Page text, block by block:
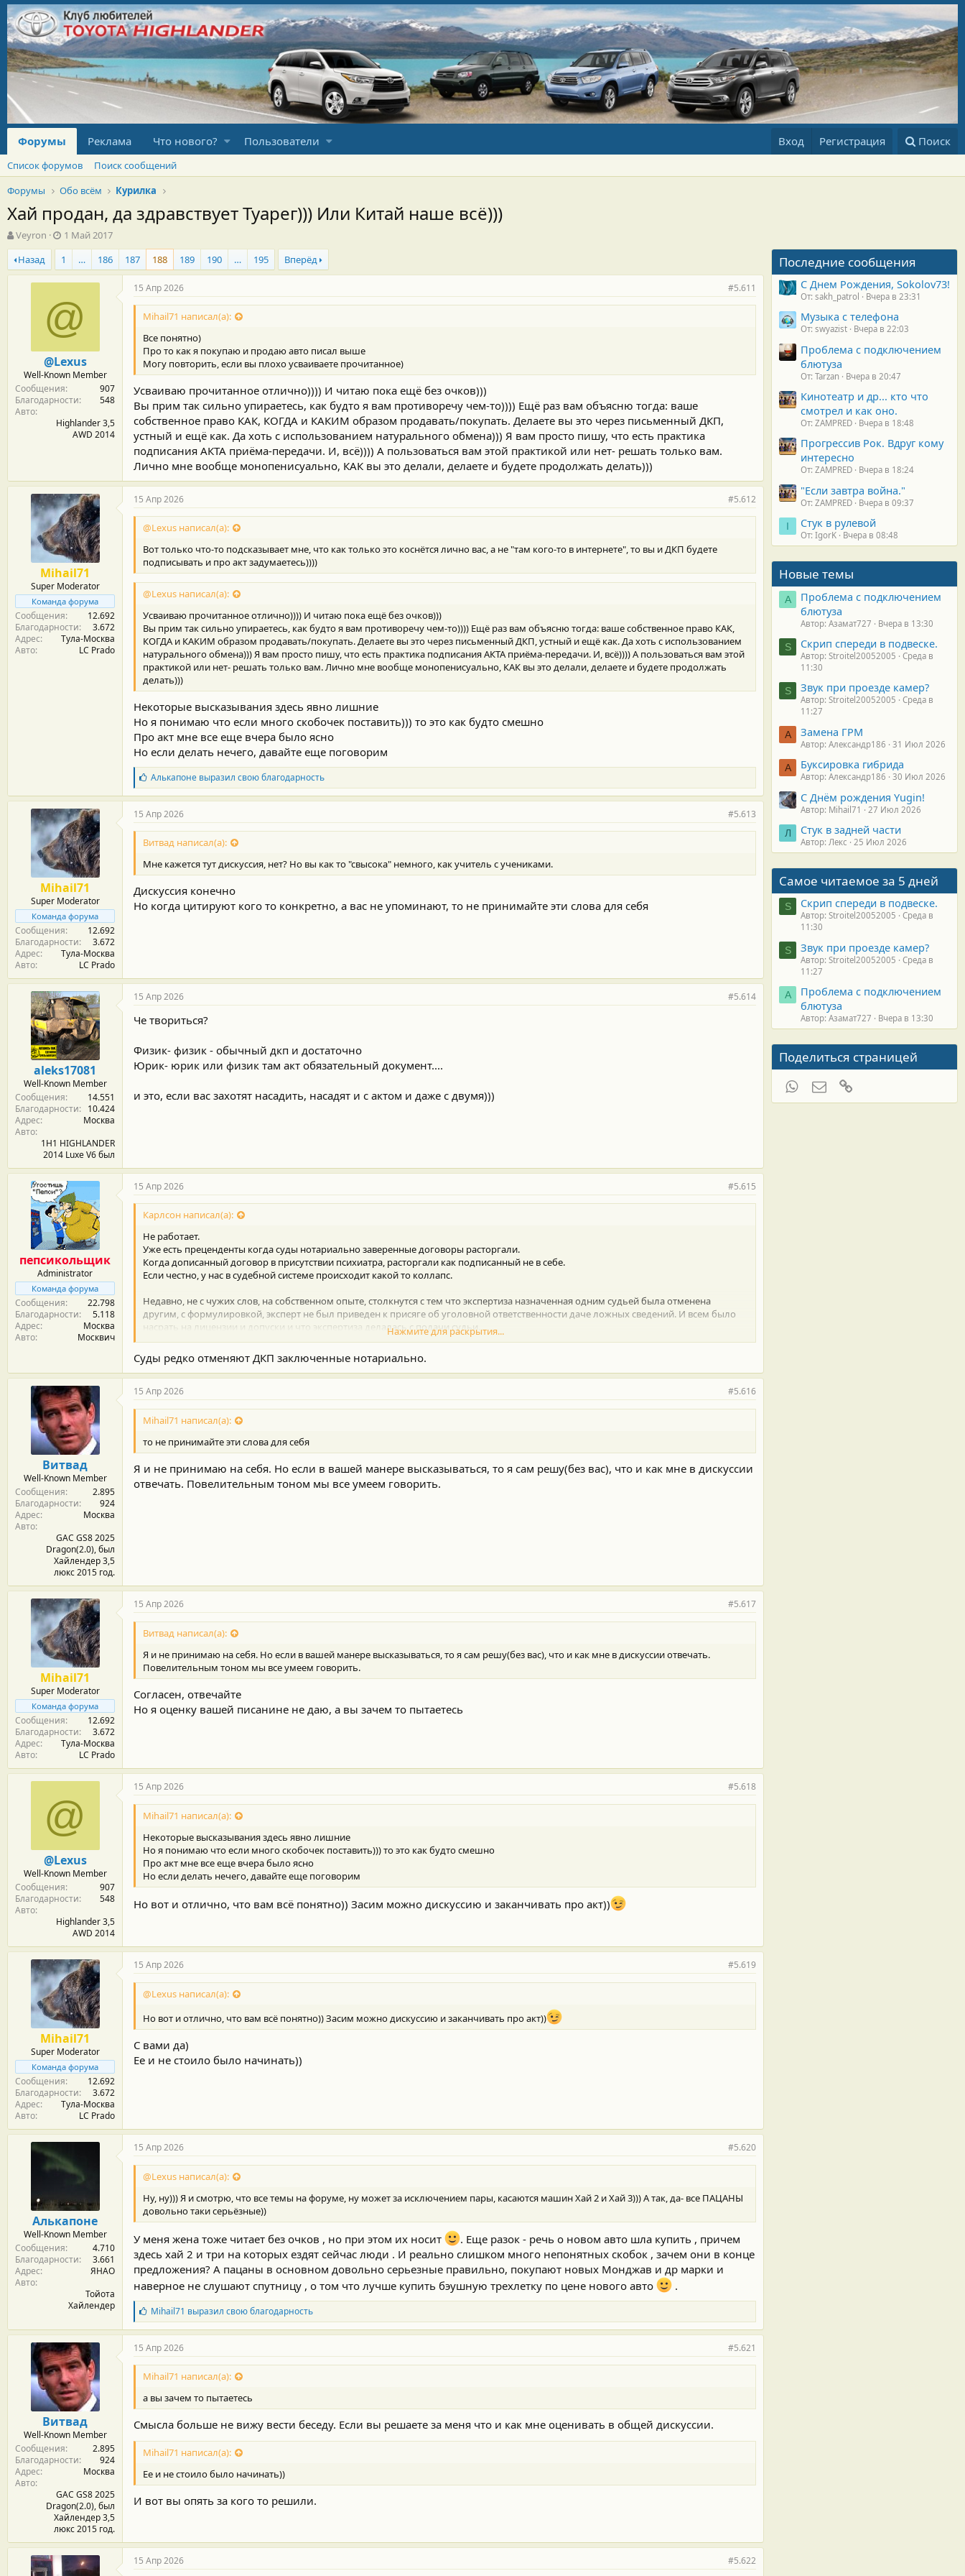
Форумы Реклама Что нового? Пользователи Вход Регистрация Поиск
Список форумов
Поиск сообщений
Форумы
Обо всём Курилка
Хай продан, да здравствует Туарег))) Или Китай наше всё)))
А
в
т
о
Veyron
Д
а
т
а
н
ч
а
л
а
1 Май 2017
Назад
1 … 186 187 188 189 190 … 195 Вперёд
@
@Lexus
Well-Known Member
Сообщения
907
Благодарности
548
Авто
Highlander 3,5
AWD 2014
15 Апр 2026 #5.611
Mihail71 написал(а):
Все понятно)
Про то как я покупаю и продаю авто писал выше
Могу повторить, если вы плохо усваиваете прочитанное)
Усваиваю прочитанное отлично)))) И читаю пока ещё без очков)))
Вы прим так сильно упираетесь, как будто я вам противоречу чем-то)))) Ещё раз вам объясню тогда: ваше
собственное право КАК, КОГДА и КАКИМ образом продавать/покупать. Делаете вы это через письменный ДКП,
устный и ещё как. Да хоть с использованием натурального обмена))) Я вам просто пишу, что есть практика
подписания АКТА приёма-передачи. И, всё)))) А пользоваться вам этой практикой или нет- решать только вам.
Лично мне вообще монопенисуально, КАК вы это делали, делаете и будете продолжать делать)))
Mihail71
Super Moderator
Команда форума
Сообщения
12.692
Благодарности
3.672
Адрес
Тула-Москва
Авто
LC Prado
15 Апр 2026 #5.612
@Lexus написал(а):
Вот только что-то подсказывает мне, что как только это коснётся лично вас, а не "там кого-то в интернете", то вы и ДКП будете
подписывать и про акт задумаетесь))))
@Lexus написал(а):
Усваиваю прочитанное отлично)))) И читаю пока ещё без очков)))
Вы прим так сильно упираетесь, как будто я вам противоречу чем-то)))) Ещё раз вам объясню тогда: ваше собственное право КАК,
КОГДА и КАКИМ образом продавать/покупать. Делаете вы это через письменный ДКП, устный и ещё как. Да хоть с использованием
натурального обмена))) Я вам просто пишу, что есть практика подписания АКТА приёма-передачи. И, всё)))) А пользоваться вам этой
практикой или нет- решать только вам. Лично мне вообще монопенисуально, КАК вы это делали, делаете и будете продолжать
делать)))
Некоторые высказывания здесь явно лишние
Но я понимаю что если много скобочек поставить))) то это как будто смешно
Про акт мне все еще вчера было ясно
Но если делать нечего, давайте еще поговорим
Б
л
а
г
о
д
а
н
с
т
Алькапоневыразил свою благодарность
Mihail71
Super Moderator
Команда форума
Сообщения
12.692
Благодарности
3.672
Адрес
Тула-Москва
Авто
LC Prado
15 Апр 2026 #5.613
Витвад написал(а):
Мне кажется тут дискуссия, нет? Но вы как то "свысока" немного, как учитель с учениками.
Дискуссия конечно
Но когда цитируют кого то конкретно, а вас не упоминают, то не принимайте эти слова для себя
aleks17081
Well-Known Member
Сообщения
14.551
Благодарности
10.424
Адрес
Москва
Авто
1H1 HIGHLANDER
2014 Luxe V6 был
15 Апр 2026 #5.614
Че твориться?
Физик- физик - обычный дкп и достаточно
Юрик- юрик или физик там акт обязательный документ....
и это, если вас захотят насадить, насадят и с актом и даже с двумя)))
пепсикольщик
Administrator
Команда форума
Сообщения
22.798
Благодарности
5.118
Адрес
Москва
Авто
Москвич
15 Апр 2026 #5.615
Карлсон написал(а):
Не работает.
Уже есть преценденты когда суды нотариально заверенные договоры расторгали.
Когда дописанный договор в присутствии психиатра, расторгали как подписанный не в себе.
Если честно, у нас в судебной системе происходит какой то коллапс.
Недавно, не с чужих слов, на собственном опыте, столкнутся с тем что экспертиза назначенная одним судьей была отменена
другим, с формулировкой, эксперт не был приведен к присяге об уголовной ответственности даче ложных сведений. И всем было
насрать на лицензии и допуски и что экспертиза делалась с подачи судьи.
И уже в рамках обсуждения ситуации по долиной, так же от некоторых юристов слышал этот тезис что без присяги могут эксперта/
По факту для меня как для обывателя в голове полный коллапс. Получается что свидетельские показания или экспертное
заключение данное не в зале суда или под протокол не стоят носителя ка каком они зафиксированы.
Нажмите для раскрытия...
Суды редко отменяют ДКП заключенные нотариально.
Витвад
Well-Known Member
Сообщения
2.895
Благодарности
924
Адрес
Москва
Авто
GAC GS8 2025
Dragon(2.0), был
Хайлендер 3,5
люкс 2015 год.
15 Апр 2026 #5.616
Mihail71 написал(а):
то не принимайте эти слова для себя
Я и не принимаю на себя. Но если в вашей манере высказываться, то я сам решу(без вас), что и как мне в дискуссии
отвечать. Повелительным тоном мы все умеем говорить.
Mihail71
Super Moderator
Команда форума
Сообщения
12.692
Благодарности
3.672
Адрес
Тула-Москва
Авто
LC Prado
15 Апр 2026 #5.617
Витвад написал(а):
Я и не принимаю на себя. Но если в вашей манере высказываться, то я сам решу(без вас), что и как мне в дискуссии отвечать.
Повелительным тоном мы все умеем говорить.
Согласен, отвечайте
Но я оценку вашей писанине не даю, а вы зачем то пытаетесь
@
@Lexus
Well-Known Member
Сообщения
907
Благодарности
548
Авто
Highlander 3,5
AWD 2014
15 Апр 2026 #5.618
Mihail71 написал(а):
Некоторые высказывания здесь явно лишние
Но я понимаю что если много скобочек поставить))) то это как будто смешно
Про акт мне все еще вчера было ясно
Но если делать нечего, давайте еще поговорим
Но вот и отлично, что вам всё понятно)) Засим можно дискуссию и заканчивать про акт))
Mihail71
Super Moderator
Команда форума
Сообщения
12.692
Благодарности
3.672
Адрес
Тула-Москва
Авто
LC Prado
15 Апр 2026 #5.619
@Lexus написал(а):
Но вот и отлично, что вам всё понятно)) Засим можно дискуссию и заканчивать про акт))
С вами да)
Ее и не стоило было начинать))
Алькапоне
Well-Known Member
Сообщения
4.710
Благодарности
3.661
Адрес
ЯНАО
Авто
Тойота
Хайлендер
15 Апр 2026 #5.620
@Lexus написал(а):
Ну, ну))) Я и смотрю, что все темы на форуме, ну может за исключением пары, касаются машин Хай 2 и Хай 3))) А так, да- все ПАЦАНЫ
довольно таки серьёзные))
У меня жена тоже читает без очков , но при этом их носит
. Еще разок - речь о новом авто шла купить , причем
здесь хай 2 и три на которых ездят сейчас люди . И реально слишком много непонятных скобок , зачем они в конце
предложения? А пацаны в основном довольно серьезные правильно, покупают новых Монджав и др марки и
наверное не слушают спутницу , о том что лучше купить бэушную трехлетку по цене нового авто
.
Б
л
а
г
о
д
а
н
с
и
:
Mihail71 выразил свою благодарность
Витвад
Well-Known Member
Сообщения
2.895
Благодарности
924
Адрес
Москва
Авто
GAC GS8 2025
Dragon(2.0), был
Хайлендер 3,5
люкс 2015 год.
15 Апр 2026 #5.621
Mihail71 написал(а):
а вы зачем то пытаетесь
Смысла больше не вижу вести беседу. Если вы решаете за меня что и как мне оценивать в общей дискуссии.
Mihail71 написал(а):
Ее и не стоило было начинать))
И вот вы опять за кого то решили.
15 Апр 2026 #5.622
Последние сообщения
С Днем Рождения, Sokolov73!
От: sakh_patrol Вчера в 23:31
Музыка с телефона
От: swyazist Вчера в 22:03
Проблема с подключением
блютуза
От: Tarzan Вчера в 20:47
Кинотеатр и др... кто что
смотрел и как оно.
От: ZAMPRED Вчера в 18:48
Прогрессив Рок. Вдруг кому
интересно
От: ZAMPRED Вчера в 18:24
"Если завтра война."
От: ZAMPRED Вчера в 09:37
I Стук в рулевой
От: IgorK Вчера в 08:48
Новые темы
А
Проблема с подключением
блютуза
Автор: Азамат727 Вчера в 13:30
S Скрип спереди в подвеске.
Автор: Stroitel20052005
Среда в
11:30
S Звук при проезде камер?
Автор: Stroitel20052005
Среда в
11:27
А Замена ГРМ
Автор: Александр186 31 Июл 2026
А Буксировка гибрида
Автор: Александр186 30 Июл 2026
С Днём рождения Yugin!
Автор: Mihail71 27 Июл 2026
Л Стук в задней части
Автор: Лекс 25 Июл 2026
Самое читаемое за 5 дней
S Скрип спереди в подвеске.
Автор: Stroitel20052005
Среда в
11:30
S Звук при проезде камер?
Автор: Stroitel20052005
Среда в
11:27
А
Проблема с подключением
блютуза
Автор: Азамат727 Вчера в 13:30
Поделиться страницей
WhatsAppЭлектронная почта